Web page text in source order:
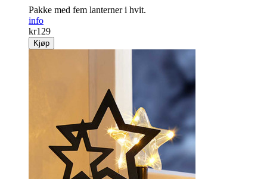
Pakke med fem lanterner i hvit.
info
kr129
Kjøp